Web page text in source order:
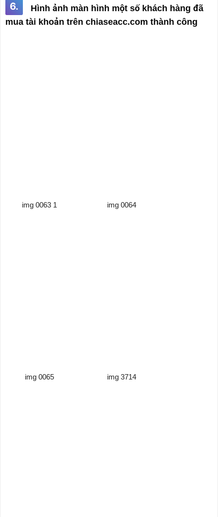
6.
Hình ảnh màn hình một số khách hàng đã
mua tài khoản trên chiaseacc.com thành công
img 0063 1 img 0064
img 0065 img 3714